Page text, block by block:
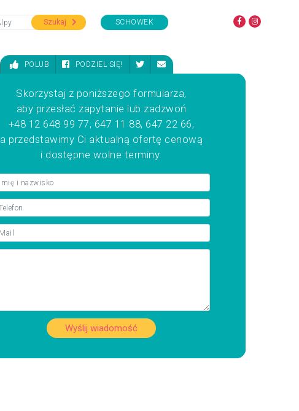
Szukaj SCHOWEK
POLUB PODZIEL SIĘ!
Skorzystaj z poniższego formularza,
aby przesłać zapytanie lub zadzwoń
+48 12 648 99 77, 647 11 88, 647 22 66,
a przedstawimy Ci aktualną ofertę cenową
i dostępne wolne terminy.
Wyślij wiadomość